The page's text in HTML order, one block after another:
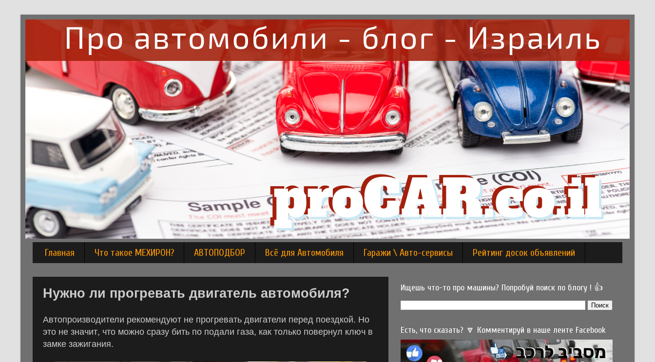
Главная Что такое МЕХИРОН? АВТОПОДБОР Всё для Автомобиля Гаражи \ Авто-сервисы Рейтинг досок объявлений
Нужно ли прогревать двигатель автомобиля?
Автопроизводители рекомендуют не прогревать двигатели перед поездкой. Но
это не значит, что можно сразу бить по подали газа, как только повернул ключ в
замке зажигания.
Ищешь что-то про машины? Попробуй поиск по блогу ! 👍
Есть, что сказать? 🔽 Комментируй в наше ленте Facebook